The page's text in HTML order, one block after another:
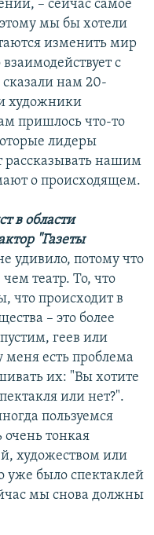
– сейчас самое
мы бы хотели
изменить мир
с
нам 20-
художники
пришлось что-то
лидеры
рассказывать нашим
о происходящем.
в области
"Газеты
удивило, потому что
театр. То, что
что происходит в
– это более
геев или
есть проблема
их: "Вы хотите
или нет?".
пользуемся
очень тонкая
художеством или
уже было спектаклей
мы снова должны